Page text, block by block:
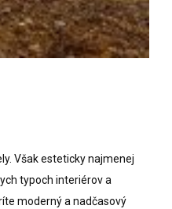
Však esteticky najmenej
typoch interiérov a
moderný a nadčasový